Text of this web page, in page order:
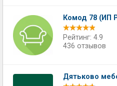
Комод 78 (ИП
Рейтинг: 4.9
436 отзывов
Дятьково